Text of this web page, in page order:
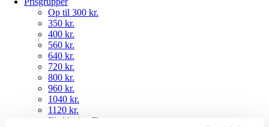
Op til 300 kr.
350 kr.
400 kr.
560 kr.
640 kr.
720 kr.
800 kr.
960 kr.
1040 kr.
1120 kr.
Eksklusive Firmagaver